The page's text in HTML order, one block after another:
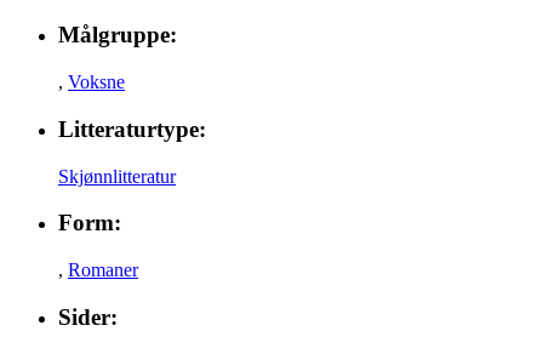
Målgruppe:
, Voksne
Litteraturtype:
Skjønnlitteratur
Form:
, Romaner
Sider: